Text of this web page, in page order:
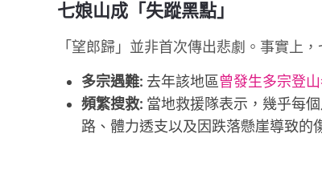
七娘山成「失蹤黑點」
「望郎歸」並非首次傳出悲劇。事實上
多宗遇難: 去年該地區曾發生多宗登
頻繁搜救: 當地救援隊表示，幾乎每
路、體力透支以及因跌落懸崖導致的